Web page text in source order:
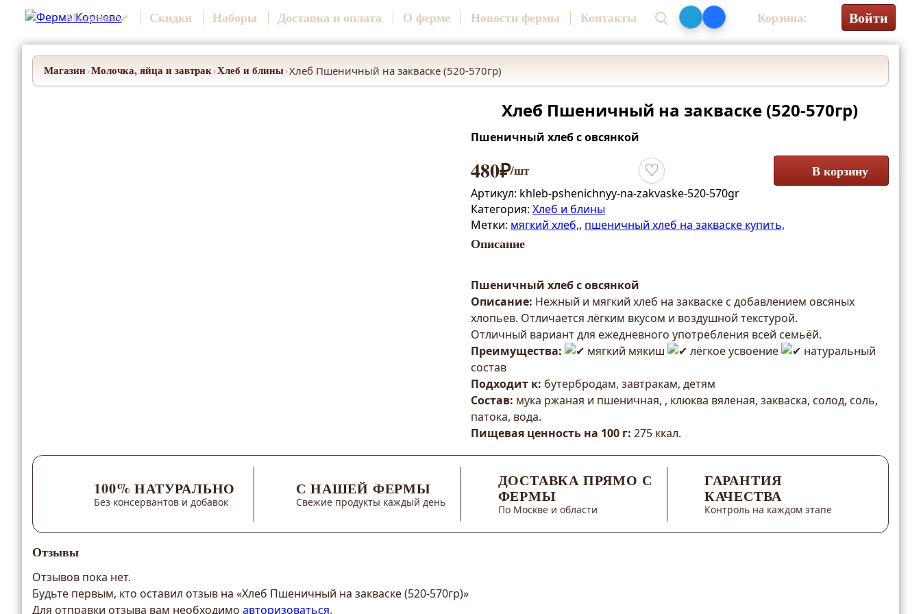
Магазин Скидки Наборы Доставка и оплата О ферме Новости фермы Контакты Корзина: Войти
Магазин›Молочка, яйца и завтрак›Хлеб и блины›Хлеб Пшеничный на закваске (520-570гр)
Хлеб Пшеничный на закваске (520-570гр)
Пшеничный хлеб с овсянкой
480₽/шт Добавить в избранное В корзину
Артикул: khleb-pshenichnyy-na-zakvaske-520-570gr
Категория: Хлеб и блины
Метки: мягкий хлеб,, пшеничный хлеб на закваске купить,
Описание
Пшеничный хлеб с овсянкой
Описание: Нежный и мягкий хлеб на закваске с добавлением овсяных
хлопьев. Отличается лёгким вкусом и воздушной текстурой.
Отличный вариант для ежедневного употребления всей семьёй.
Преимущества:
мягкий мякиш лёгкое усвоение
натуральный
состав
Подходит к: бутербродам, завтракам, детям
Состав: мука ржаная и пшеничная, , клюква вяленая, закваска, солод, соль,
патока, вода.
Пищевая ценность на 100 г: 275 ккал.
100% НАТУРАЛЬНО
Без консервантов и добавок
С НАШЕЙ ФЕРМЫ
Свежие продукты каждый день
ДОСТАВКА ПРЯМО С
ФЕРМЫ
По Москве и области
ГАРАНТИЯ
КАЧЕСТВА
Контроль на каждом этапе
Отзывы
Отзывов пока нет.
Будьте первым, кто оставил отзыв на «Хлеб Пшеничный на закваске (520-570гр)»
Для отправки отзыва вам необходимо авторизоваться.